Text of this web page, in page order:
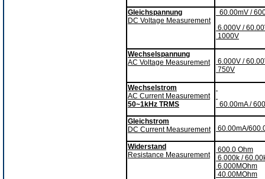
Gleichspannung
DC Voltage Measurement
60.00mV /
6.000V /
1000V
Wechselspannung
AC Voltage Measurement
6.000V /
750V
Wechselstrom
AC Current Measurement
50~1kHz TRMS
60.00mA /
Gleichstrom
DC Current Measurement
60.00mA/
Widerstand
Resistance Measurement
600.0 Ohm
6.000k /
6.000MOhm
40.00MOhm